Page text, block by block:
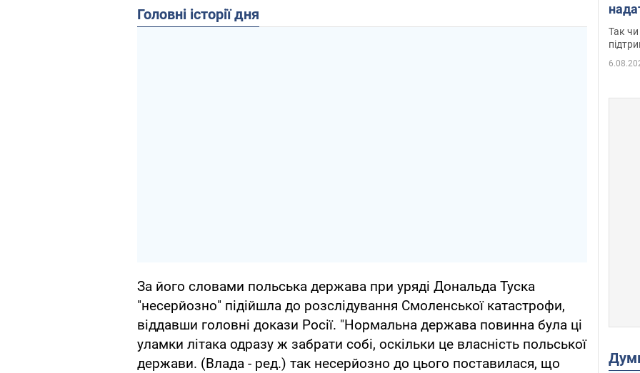
Головні історії дня
За його словами польська держава при уряді Дональда Туска
"несерйозно" підійшла до розслідування Смоленської катастрофи,
віддавши головні докази Росії. "Нормальна держава повинна була ці
уламки літака одразу ж забрати собі, оскільки це власність польської
держави. (Влада - ред.) так несерйозно до цього поставилася, що
Так чи